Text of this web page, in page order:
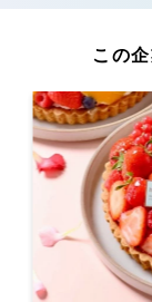
この